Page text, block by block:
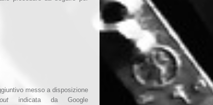
messo a disposizione
out indicata da Google